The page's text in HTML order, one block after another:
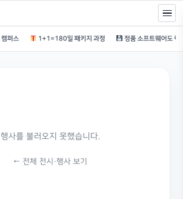
렉터스 캠퍼스 1+1=180일 패키지 과정
행사를 불러오지 못했습니다.
← 전체 전시·행사 보기